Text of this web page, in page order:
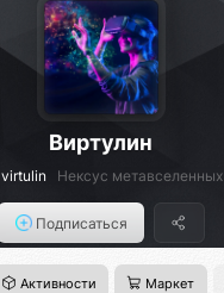
Виртулин
virtulin Нексус метавселенных
Подписаться
Активности Маркет